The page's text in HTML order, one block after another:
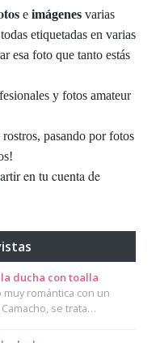
e imágenes varias
etiquetadas en varias
esa foto que tanto estás
y fotos amateur
pasando por fotos
en tu cuenta de
ducha con toalla
romántica con un
se trata…